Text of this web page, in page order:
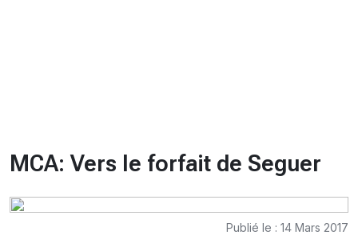
MCA: Vers le forfait de Seguer
Publié le : 14 Mars 2017